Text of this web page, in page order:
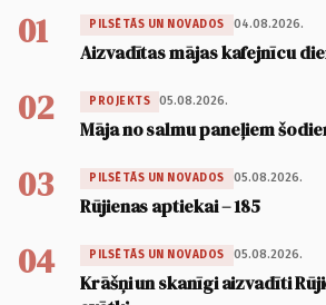
01 PILSĒTĀS UN NOVADOS 04.08.2026.
Aizvadītas mājas kafejnīcu
02 PROJEKTS 05.08.2026.
Māja no salmu paneļiem
03 PILSĒTĀS UN NOVADOS 05.08.2026.
Rūjienas aptiekai – 185
04 PILSĒTĀS UN NOVADOS 05.08.2026.
Krāšņi un skanīgi aizvadīti